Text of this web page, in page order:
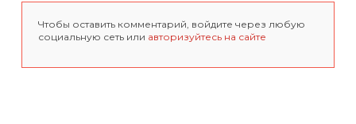
Чтобы оставить комментарий, войдите через любую
социальную сеть или авторизуйтесь на сайте